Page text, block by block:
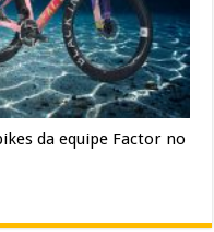
da equipe Factor no